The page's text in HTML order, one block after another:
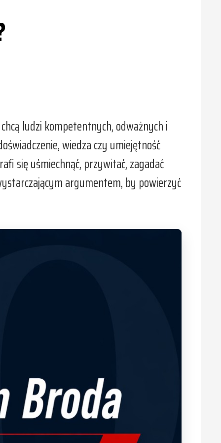
ludzi kompetentnych, odważnych i
wiedza czy umiejętność
się uśmiechnąć, przywitać, zagadać
argumentem, by powierzyć